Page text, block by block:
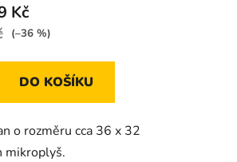
Kč
(–36 %)
DO KOŠÍKU
o rozměru cca 36 x 32
mikroplyš.